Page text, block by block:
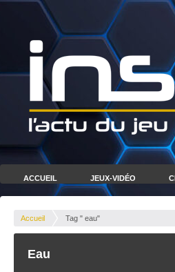
ACCUEIL JEUX-VIDÉO
Accueil Tag " eau"
Eau